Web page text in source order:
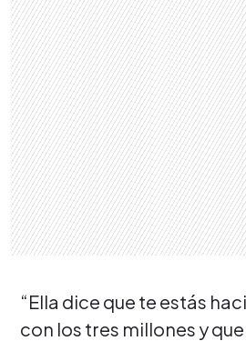
“Ella dice que te estás
con los tres millones y